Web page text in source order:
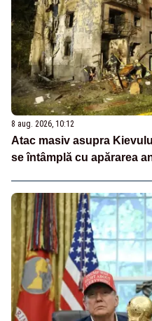
8 aug. 2026, 10:12
Atac masiv asupra
se întâmplă cu apărarea